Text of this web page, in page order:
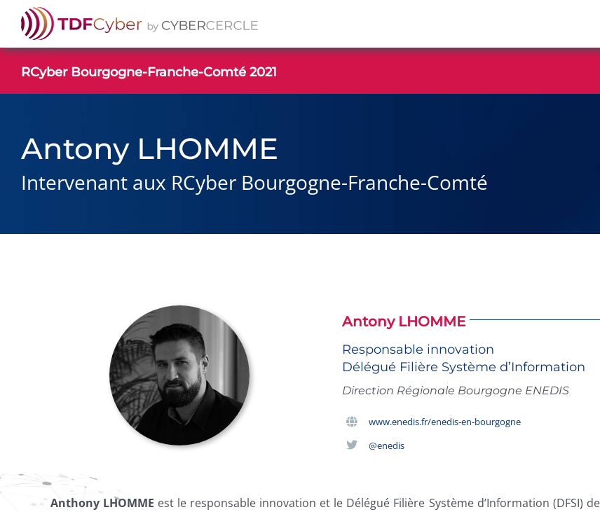
Passer
contenu
RCyber Bourgogne-Franche-Comté 2021
Antony LHOMME
Intervenant aux RCyber Bourgogne-Franche-Comté
Antony LHOMME
Responsable innovation
Délégué Filière Système d’Information
Direction Régionale Bourgogne ENEDIS
www.enedis.fr/enedis-en-bourgogne
@enedis
Anthony LHOMME est le responsable innovation et le Délégué Filière Système d’Information (DFSI)